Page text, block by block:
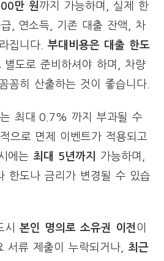
만 원까지 가능하며, 실제 한
, 연소득, 기존 대출 잔액, 차
집니다. 부대비용은 대출 한도
별도로 준비하셔야 하며, 차량
꼼히 산출하는 것이 좋습니다.
최대 0.7% 까지 부과될 수
으로 면제 이벤트가 적용되고
에는최대 5년까지
가능하며,
한도나 금리가 변경될 수 있습
시본인 명의로 소유권 이전 이
서류 제출이 누락되거나, 최근